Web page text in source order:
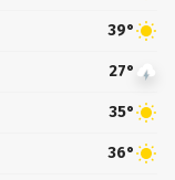
39°
27°
35°
36°